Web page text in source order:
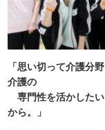
「思い切って介護分
介護の
専門性を活かしたい
から。」